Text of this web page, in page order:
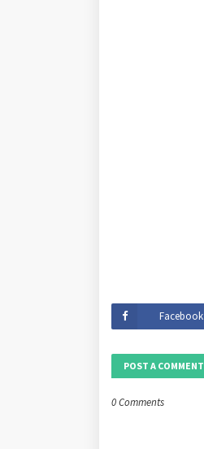
Facebook
POST A COMMENT
0 Comments